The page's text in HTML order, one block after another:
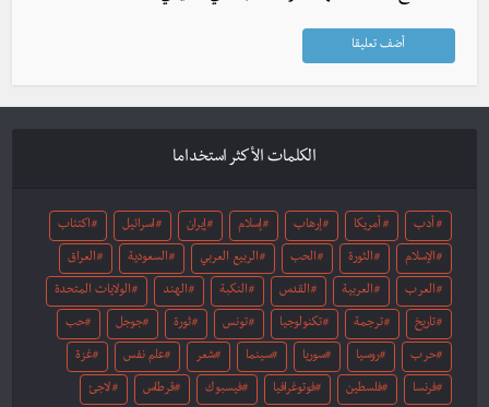
الكلمات الأكثر استخداما
أدب أمريكا إرهاب إسلام إيران اسرائيل اكتئاب
الإسلام الثورة الحب الربيع العربي السعودية العراق
العرب العربية القدس النكبة الهند الولايات المتحدة
تاريخ ترجمة تكنولوجيا تونس ثورة جوجل حب
حرب روسيا سوريا سينما شعر علم نفس غزة
فرنسا فلسطين فوتوغرافيا فيسبوك قرطاس لاجئ